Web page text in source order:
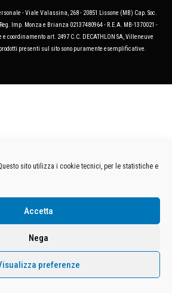
sito utilizza i cookie tecnici, per le statistiche e
Accetta
Nega
preferenze
- Viale Valassina, 268 - 20851 Lissone (MB) Cap. Soc.
Imp. Monza e Brianza 02137480964 - R.E.A. MB-1370021 -
e coordinamento art. 2497 C.C. DECATHLON SA, Villeneuve
presenti sul sito sono puramente esemplificative.